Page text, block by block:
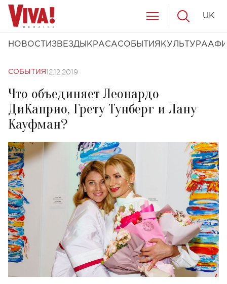
НОВОСТИ ЗВЕЗДЫ КРАСАСОБЫТИЯ КУЛЬТУРА
UK
СОБЫТИЯ 12.12.2019
Что объединяет Леонардо
ДиКаприо, Грету Тунберг и Лану
Кауфман?